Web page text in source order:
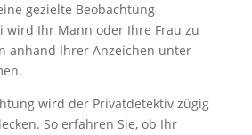
gezielte Beobachtung
wird Ihr Mann oder Ihre Frau zu
anhand Ihrer Anzeichen unter
wird der Privatdetektiv zügig
So erfahren Sie, ob Ihr